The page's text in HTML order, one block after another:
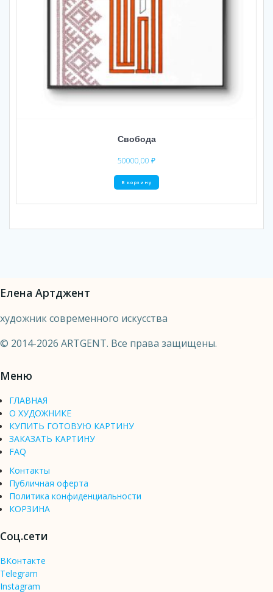
Свобода
50000,00 ₽
В корзину
Елена Артджент
художник современного искусства
© 2014-2026 ARTGENT. Все права защищены.
Меню
ГЛАВНАЯ
О ХУДОЖНИКЕ
КУПИТЬ ГОТОВУЮ КАРТИНУ
ЗАКАЗАТЬ КАРТИНУ
FAQ
Контакты
Публичная оферта
Политика конфиденциальности
КОРЗИНА
Соц.сети
ВКонтакте
Telegram
Instagram